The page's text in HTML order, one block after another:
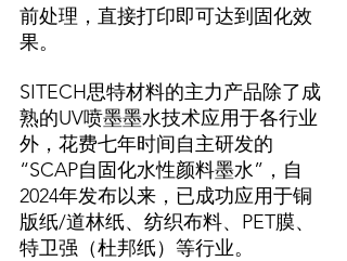
前处理，直接打印即可达到固化效
果。
SITECH思特材料的主力产品除了成
熟的UV喷墨墨水技术应用于各行业
外，花费七年时间自主研发的
“SCAP自固化水性颜料墨水”，自
2024年发布以来，已成功应用于铜
版纸/道林纸、纺织布料、PET膜、
特卫强（杜邦纸）等行业。